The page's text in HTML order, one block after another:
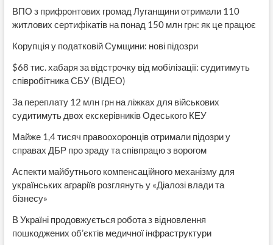
ВПО з прифронтових громад Луганщини отримали 110
житлових сертифікатів на понад 150 млн грн: як це працює
Корупція у податковій Сумщини: нові підозри
$68 тис. хабаря за відстрочку від мобілізації: судитимуть
співробітника СБУ (ВІДЕО)
За переплату 12 млн грн на ліжках для військових
судитимуть двох екскерівників Одеського КЕУ
Майже 1,4 тисяч правоохоронців отримали підозри у
справах ДБР про зраду та співпрацю з ворогом
Аспекти майбутнього компенсаційного механізму для
українських аграріїв розглянуть у «Діалозі влади та
бізнесу»
В Україні продовжується робота з відновлення
пошкоджених об’єктів медичної інфраструктури